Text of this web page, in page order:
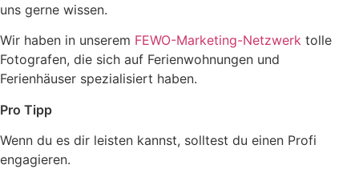
uns gerne wissen.
Wir haben in unserem FEWO-Marketing-Netzwerk tolle
Fotografen, die sich auf Ferienwohnungen und
Ferienhäuser spezialisiert haben.
Pro Tipp
Wenn du es dir leisten kannst, solltest du einen Profi
engagieren.